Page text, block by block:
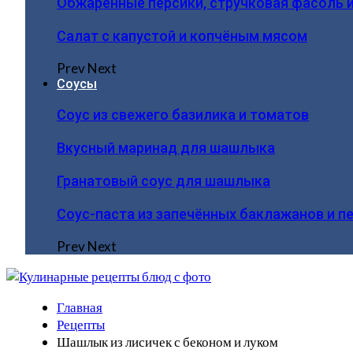
Салат с капустой и копчёным мясом
PrevNext
Соусы
Соус из свежего базилика и томатов
Вкусный маринад для шашлыка
Гранатовый соус для шашлыка
Соус-паста из запечённых баклажанов и
PrevNext
Главная
Рецепты
Шашлык из лисичек с беконом и луком